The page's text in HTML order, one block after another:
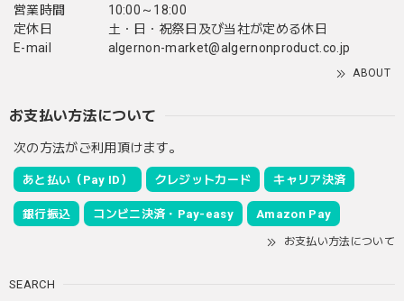
営業時間
10:00～18:00
定休日
土・日・祝祭日及び当社が定める休日
E-mail
algernon-market@algernonproduct.co.jp
ABOUT
お支払い方法について
次の方法がご利用頂けます。
あと払い（Pay ID） クレジットカード キャリア決済
銀行振込 コンビニ決済・Pay-easy Amazon Pay
お支払い方法について
SEARCH